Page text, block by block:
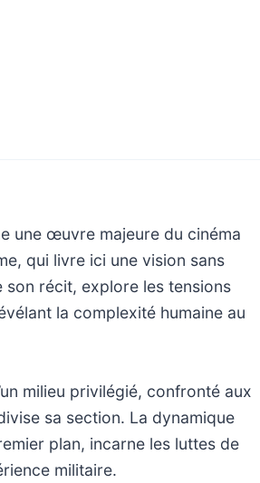
une œuvre majeure du cinéma
qui livre ici une vision sans
récit, explore les tensions
la complexité humaine au
milieu privilégié, confronté aux
sa section. La dynamique
plan, incarne les luttes de
militaire.